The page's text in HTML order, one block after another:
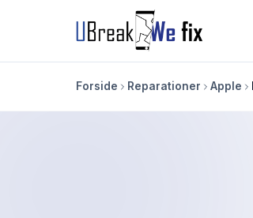
Forside Reparationer Apple